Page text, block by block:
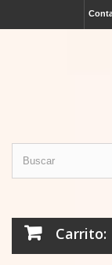
Carrito: